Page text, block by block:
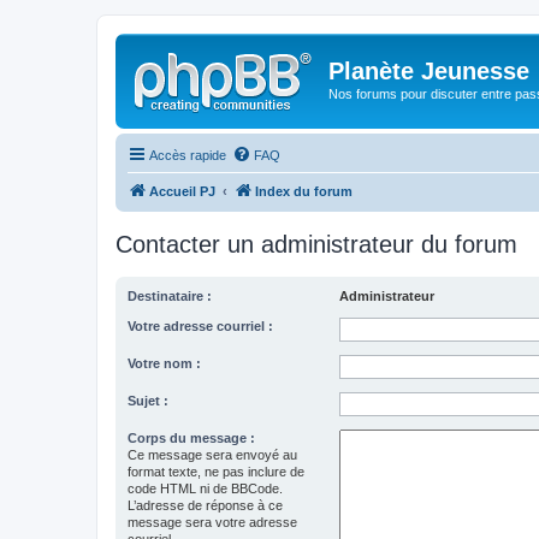
Planète Jeunesse
Nos forums pour discuter entre
Accès rapide FAQ
Accueil PJ Index du forum
Contacter un administrateur du forum
Destinataire : Administrateur
Votre adresse courriel :
Votre nom :
Sujet :
Corps du message :
Ce message sera envoyé au
format texte, ne pas inclure de
code HTML ni de BBCode.
L’adresse de réponse à ce
message sera votre adresse